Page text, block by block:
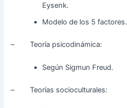
Eysenk.
Modelo de los 5 factores.
– Teoría psicodinámica:
Según Sigmun Freud.
– Teorías socioculturales: